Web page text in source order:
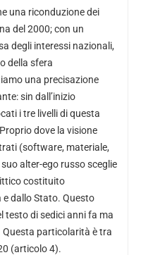
una riconduzione dei
del 2000; con un
degli interessi nazionali,
della sfera
una precisazione
sin dall’inizio
i tre livelli di questa
dove la visione
(software, materiale,
alter-ego russo sceglie
costituito
e dallo Stato. Questo
testo di sedici anni fa ma
Questa particolarità è tra
(articolo 4).